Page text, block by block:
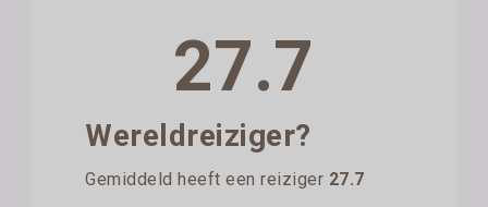
27.7
Wereldreiziger?
Gemiddeld heeft een reiziger 27.7